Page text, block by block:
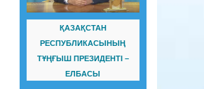
ҚАЗАҚСТАН
РЕСПУБЛИКАСЫНЫҢ
ТҰҢҒЫШ ПРЕЗИДЕНТІ –
ЕЛБАСЫ